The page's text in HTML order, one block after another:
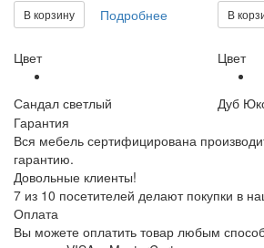
В корзину Подробнее
Цвет
Сандал светлый
В
Цвет
Дуб
Гарантия
Вся мебель сертифицирована
гарантию.
Довольные клиенты!
7 из 10 посетителей делают покупки в
Оплата
Вы можете оплатить товар любым